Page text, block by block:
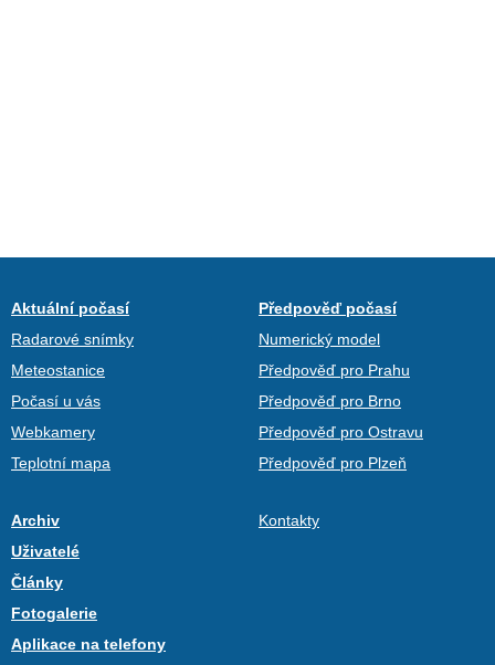
Aktuální počasí
Radarové snímky
Meteostanice
Počasí u vás
Webkamery
Teplotní mapa
Předpověď počasí
Numerický model
Předpověď pro Prahu
Předpověď pro Brno
Předpověď pro Ostravu
Předpověď pro Plzeň
Archiv
Uživatelé
Články
Fotogalerie
Aplikace na telefony
Kontakty